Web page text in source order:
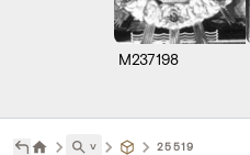
M237198
˅ 25519